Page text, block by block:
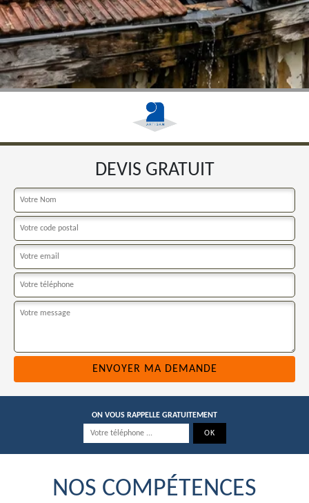
DEVIS GRATUIT
ON VOUS RAPPELLE GRATUITEMENT
NOS COMPÉTENCES